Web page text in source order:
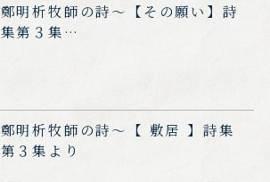
鄭明析牧師の詩～【その願い】詩
集第３集…
鄭明析牧師の詩～【 敷居 】詩集
第３集より